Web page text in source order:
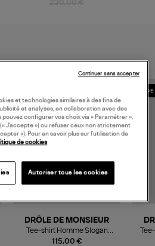
115,00 €
DRÔLE DE MONSIEUR
Tee-shirt Homme Slogan
Atlantic Blue
et technologies similaires à des fins de
et analyses, en collaboration avec des
configurer vos choix via « Paramétrer »,
J’accepte ») ou refuser ceux non strictement
»). Pour en savoir plus sur l’utilisation de
de cookies
Autoriser tous les cookies
Continuer sans accepter